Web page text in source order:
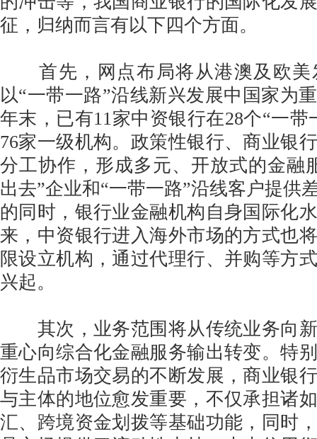
征，归纳而言有以下四个方面。
首先，网点布局将从港澳及欧美
以“一带一路”沿线新兴发展中国家为
年末，已有11家中资银行在28个“一带
76家一级机构。政策性银行、商业银
分工协作，形成多元、开放式的金融
出去”企业和“一带一路”沿线客户提供
的同时，银行业金融机构自身国际化
来，中资银行进入海外市场的方式也
限设立机构，通过代理行、并购等方
兴起。
其次，业务范围将从传统业务向新
重心向综合化金融服务输出转变。特
衍生品市场交易的不断发展，商业银
与主体的地位愈发重要，不仅承担诸
汇、跨境资金划拨等基础功能，同时